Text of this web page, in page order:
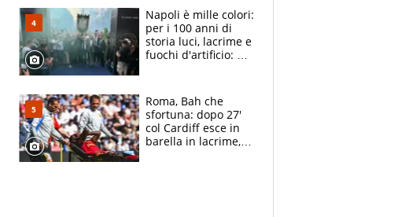
bigliettini
Napoli è mille colori:
per i 100 anni di
storia luci, lacrime e
fuochi d'artificio: De
Roma, Bah che
sfortuna: dopo 27'
col Cardiff esce in
barella in lacrime,